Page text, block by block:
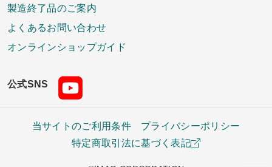
製造終了品のご案内
よくあるお問い合わせ
オンラインショップガイド
公式SNS
当サイトのご利用条件
プライバシーポリシー
特定商取引法に基づく表記